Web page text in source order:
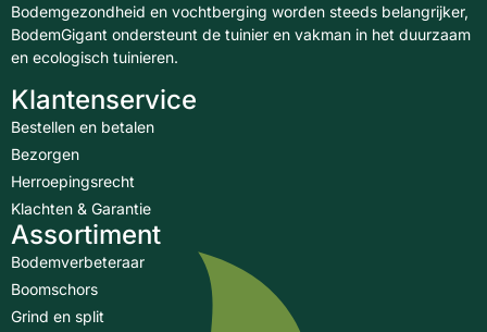
Bodemgezondheid en vochtberging worden steeds belangrijker,
BodemGigant ondersteunt de tuinier en vakman in het duurzaam
en ecologisch tuinieren.
Klantenservice
Bestellen en betalen
Bezorgen
Herroepingsrecht
Klachten & Garantie
Assortiment
Bodemverbeteraar
Boomschors
Grind en split